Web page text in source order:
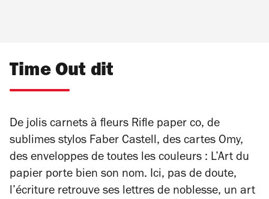
Time Out dit
De jolis carnets à fleurs Rifle paper co, de
sublimes stylos Faber Castell, des cartes Omy,
des enveloppes de toutes les couleurs : L’Art du
papier porte bien son nom. Ici, pas de doute,
l’écriture retrouve ses lettres de noblesse, un art